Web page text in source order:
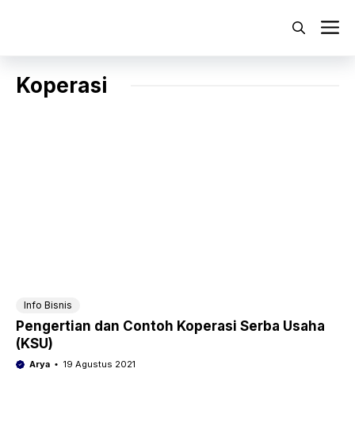
Koperasi
Info Bisnis
Pengertian dan Contoh Koperasi Serba Usaha
(KSU)
Arya 19 Agustus 2021